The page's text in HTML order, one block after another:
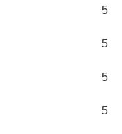
5
5
5
5